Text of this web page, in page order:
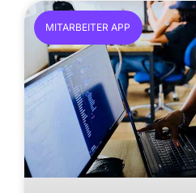
MITARBEITER APP